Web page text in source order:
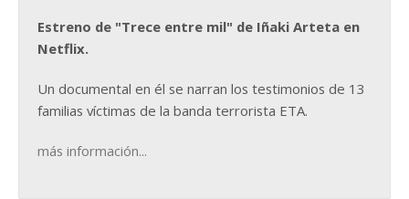
Estreno de "Trece entre mil" de Iñaki Arteta en
Netflix.
Un documental en él se narran los testimonios de 13
familias víctimas de la banda terrorista ETA.
más información...